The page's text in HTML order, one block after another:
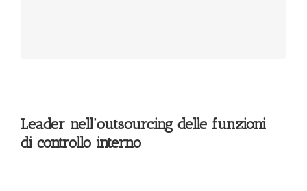
Leader nell’outsourcing delle funzioni
di controllo interno